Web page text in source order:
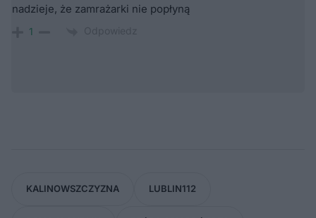
nadzieje, że zamrażarki nie popłyną
1
KALINOWSZCZYZNA LUBLIN112